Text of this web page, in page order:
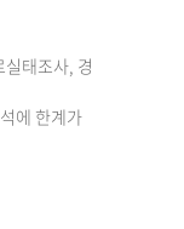
태조사, 경
에 한계가